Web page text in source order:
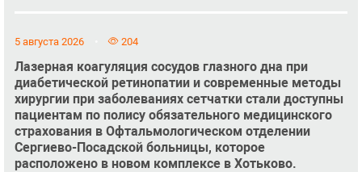
5 августа 2026 204
Лазерная коагуляция сосудов глазного дна при
диабетической ретинопатии и современные методы
хирургии при заболеваниях сетчатки стали доступны
пациентам по полису обязательного медицинского
страхования в Офтальмологическом отделении
Сергиево-Посадской больницы, которое
расположено в новом комплексе в Хотьково.